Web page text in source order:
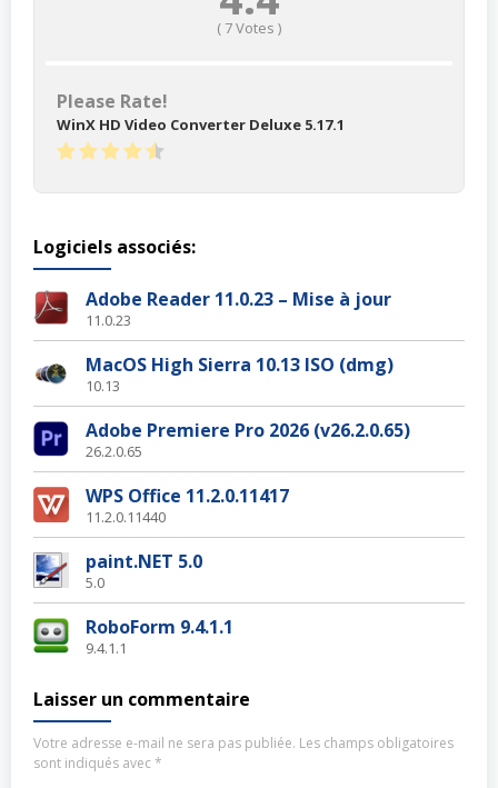
( 7Votes )
Please Rate!
WinX HD Video Converter Deluxe 5.17.1
Logiciels associés:
Adobe Reader 11.0.23 – Mise à jour
11.0.23
MacOS High Sierra 10.13 ISO (dmg)
10.13
Adobe Premiere Pro 2026 (v26.2.0.65)
26.2.0.65
WPS Office 11.2.0.11417
11.2.0.11440
paint.NET 5.0
5.0
RoboForm 9.4.1.1
9.4.1.1
Laisser un commentaire
Votre adresse e-mail ne sera pas publiée. Les champs obligatoires
sont indiqués avec*